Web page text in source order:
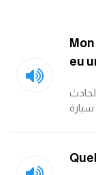
eu
لحادث
سيارة